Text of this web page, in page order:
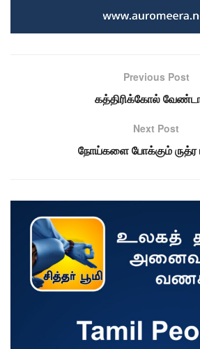
Previous Post
கத்திரிக்கோல்
Next Post
நோய்களை போக்கும் ருத்ர